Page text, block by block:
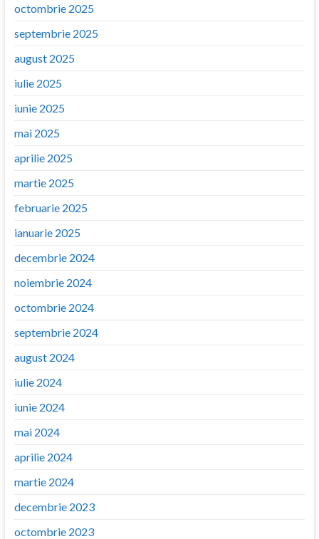
octombrie 2025
septembrie 2025
august 2025
iulie 2025
iunie 2025
mai 2025
aprilie 2025
martie 2025
februarie 2025
ianuarie 2025
decembrie 2024
noiembrie 2024
octombrie 2024
septembrie 2024
august 2024
iulie 2024
iunie 2024
mai 2024
aprilie 2024
martie 2024
decembrie 2023
octombrie 2023